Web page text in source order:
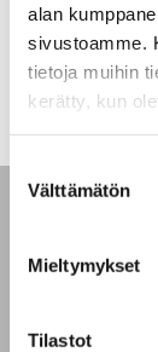
alan
sivustoamme.
tietoja muihin
kerätty, kun
Suostumuksen
valinta
Välttämätön
Mieltymykset
Tilastot